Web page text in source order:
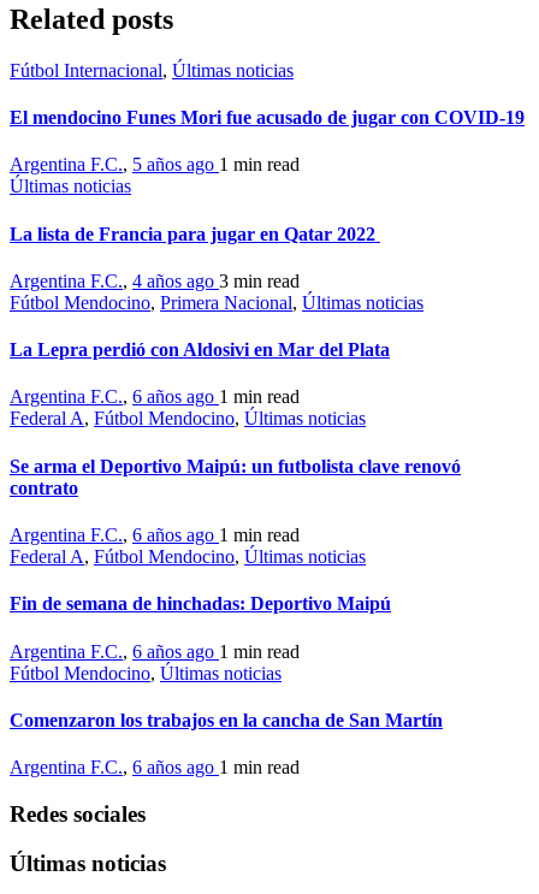
Related posts
Fútbol Internacional, Últimas noticias
El mendocino Funes Mori fue acusado de jugar con COVID-19
Argentina F.C., 5 años ago 1 min read
Últimas noticias
La lista de Francia para jugar en Qatar 2022
Argentina F.C., 4 años ago 3 min read
Fútbol Mendocino, Primera Nacional, Últimas noticias
La Lepra perdió con Aldosivi en Mar del Plata
Argentina F.C., 6 años ago 1 min read
Federal A, Fútbol Mendocino, Últimas noticias
Se arma el Deportivo Maipú: un futbolista clave renovó
contrato
Argentina F.C., 6 años ago 1 min read
Federal A, Fútbol Mendocino, Últimas noticias
Fin de semana de hinchadas: Deportivo Maipú
Argentina F.C., 6 años ago 1 min read
Fútbol Mendocino, Últimas noticias
Comenzaron los trabajos en la cancha de San Martín
Argentina F.C., 6 años ago 1 min read
Redes sociales
Últimas noticias